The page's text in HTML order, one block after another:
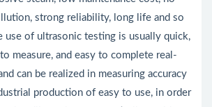
strong reliability, long life and so
use of ultrasonic testing is usually quick,
measure, and easy to complete real-
can be realized in measuring accuracy
production of easy to use, in order